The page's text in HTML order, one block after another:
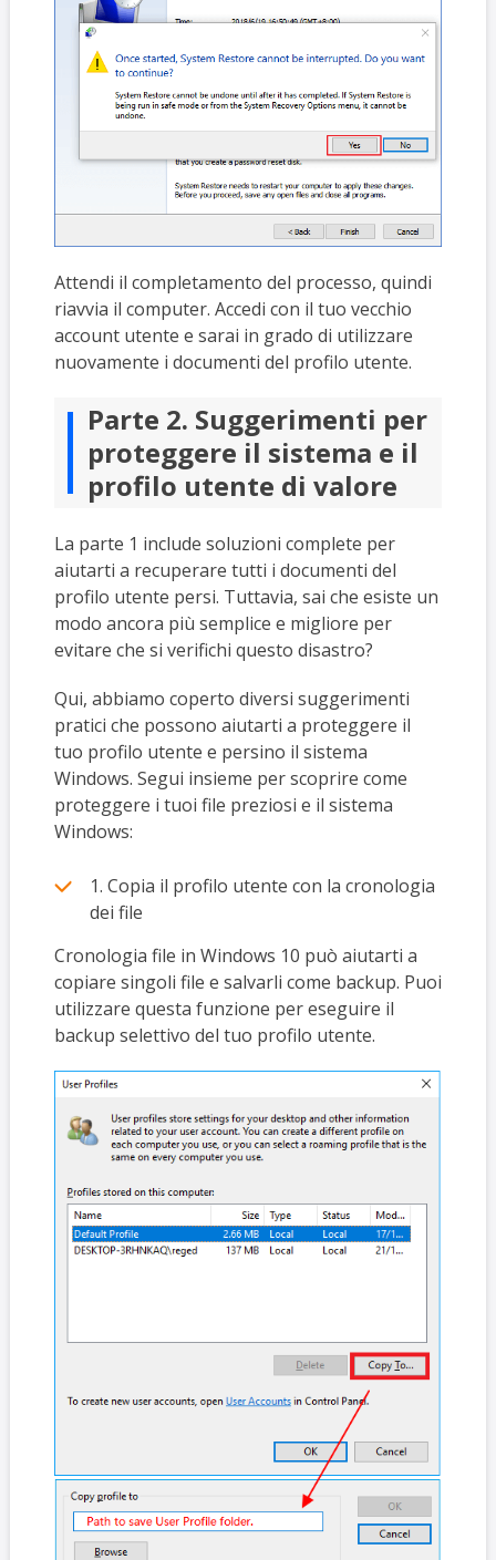
Attendi il completamento del processo, quindi
riavvia il computer. Accedi con il tuo vecchio
account utente e sarai in grado di utilizzare
nuovamente i documenti del profilo utente.
Parte 2. Suggerimenti per
proteggere il sistema e il
profilo utente di valore
La parte 1 include soluzioni complete per
aiutarti a recuperare tutti i documenti del
profilo utente persi. Tuttavia, sai che esiste un
modo ancora più semplice e migliore per
evitare che si verifichi questo disastro?
Qui, abbiamo coperto diversi suggerimenti
pratici che possono aiutarti a proteggere il
tuo profilo utente e persino il sistema
Windows. Segui insieme per scoprire come
proteggere i tuoi file preziosi e il sistema
Windows:
1. Copia il profilo utente con la cronologia
dei file
Cronologia file in Windows 10 può aiutarti a
copiare singoli file e salvarli come backup. Puoi
utilizzare questa funzione per eseguire il
backup selettivo del tuo profilo utente.